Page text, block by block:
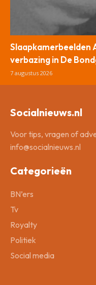
Slaapkamerbeelden
verbazing in De
7 augustus 2026
Socialnieuws.nl
Voor tips, vragen of
info@socialnieuws.nl
Categorieën
BN’ers
Tv
Royalty
Politiek
Social media